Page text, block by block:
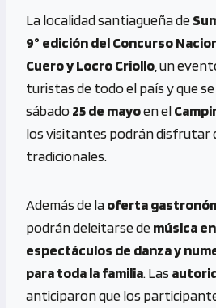
b
o
o
k
se
n
g
er
py
Li
n
k
gr
a
m
at
s
A
p
p
La localidad santiagueña de
9° edición del Concurso
Cuero y Locro Criollo , un
turistas de todo el país y que
sábado25 de mayoen el
los visitantes podrán disfrutar
tradicionales.
Además de laoferta
podrán deleitarse demúsica
espectáculos de danza y
para toda la familia. Las
anticiparon que los